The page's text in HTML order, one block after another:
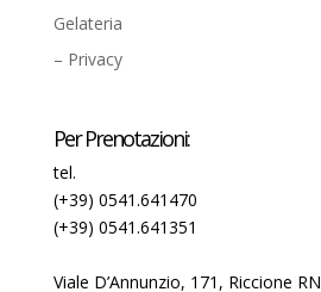
Gelateria
– Privacy
Per Prenotazioni:
tel.
(+39) 0541.641470
(+39) 0541.641351
Viale D’Annunzio, 171, Riccione RN